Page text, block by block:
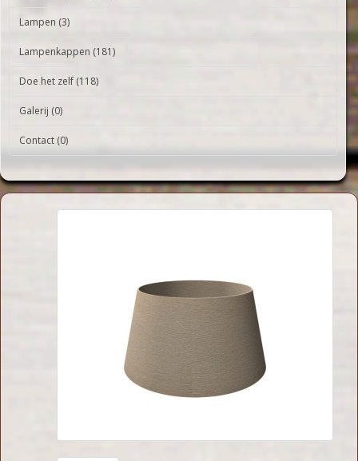
Lampen (3)
Lampenkappen (181)
Doe het zelf (118)
Galerij (0)
Contact (0)